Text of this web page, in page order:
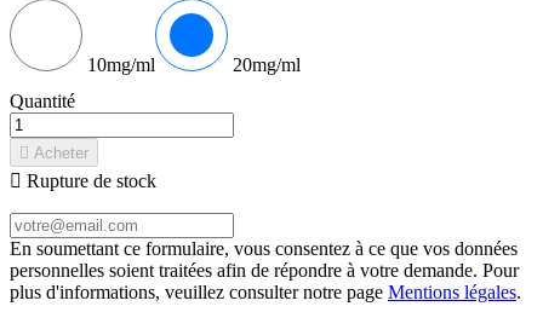
10mg/ml
20mg/ml
Quantité
 Acheter
 Rupture de stock
En soumettant ce formulaire, vous consentez à ce que vos données
personnelles soient traitées afin de répondre à votre demande. Pour
plus d'informations, veuillez consulter notre page Mentions légales.